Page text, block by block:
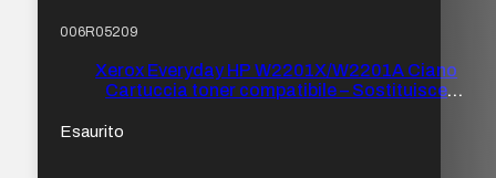
006R05209
Xerox Everyday HP W2201X/W2201A Ciano
Cartuccia toner compatibile – Sostituisce
Esaurito